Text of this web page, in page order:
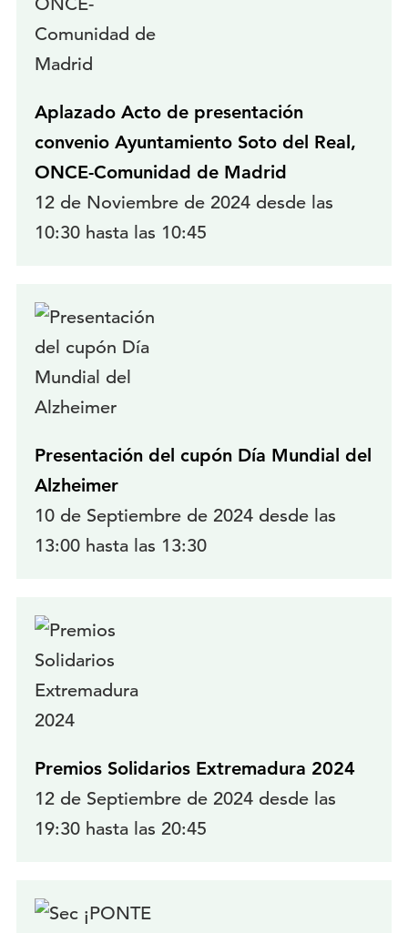
Aplazado Acto de presentación
convenio Ayuntamiento Soto del Real,
ONCE-Comunidad de Madrid
12 de Noviembre de 2024 desde las
10:30 hasta las 10:45
Presentación del cupón Día Mundial del
Alzheimer
10 de Septiembre de 2024 desde las
13:00 hasta las 13:30
Premios Solidarios Extremadura 2024
12 de Septiembre de 2024 desde las
19:30 hasta las 20:45